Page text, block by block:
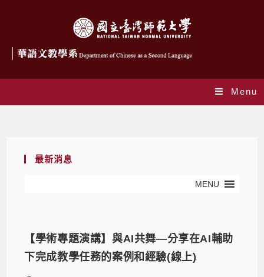
Menu
最新消息
MENU
【學術專題演講】與AI共舞—分享在AI輔助
下完成教學任務的案例和經驗(線上)